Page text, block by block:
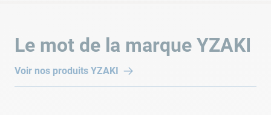
Un véritable spa connecté pour gagner en
confort d'utilisation
1005 kg
Température max
Le mot de la marque YZAKI
Voir nos produits YZAKI